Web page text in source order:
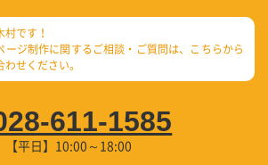
です！
ージ制作に関するご相談・ご質問は、 こちらから
わせください。
611-1585
【平日】10:00～18:00